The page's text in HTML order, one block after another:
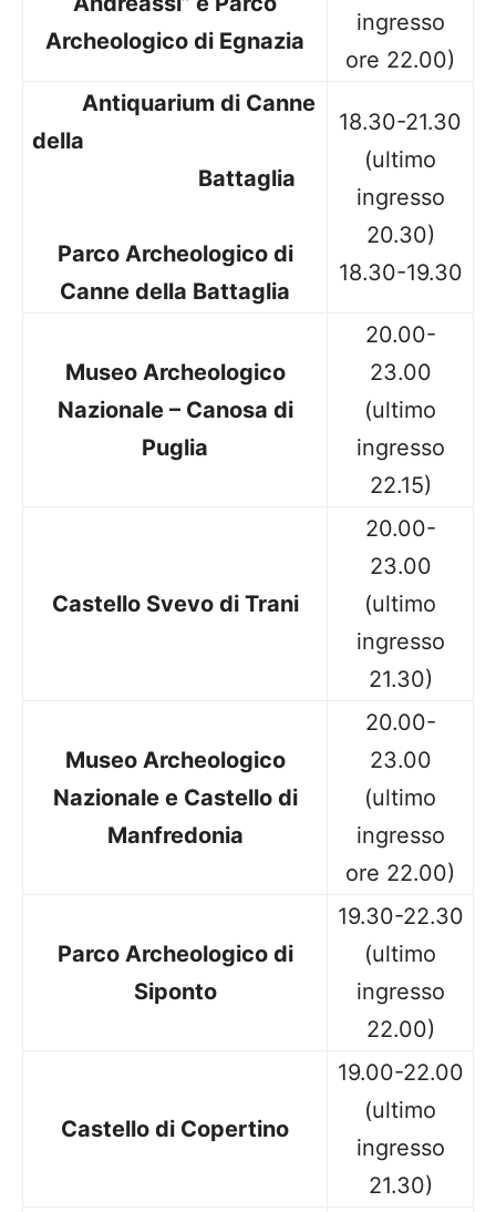
Archeologico di Egnazia
ingresso
ore 22.00)
Antiquarium di Canne
della
Battaglia
Parco Archeologico di
Canne della Battaglia
18.30-21.30
(ultimo
ingresso
20.30)
18.30-19.30
Museo Archeologico
Nazionale – Canosa di
Puglia
20.00-
23.00
(ultimo
ingresso
22.15)
Castello Svevo di Trani
20.00-
23.00
(ultimo
ingresso
21.30)
Museo Archeologico
Nazionale e Castello di
Manfredonia
20.00-
23.00
(ultimo
ingresso
ore 22.00)
Parco Archeologico di
Siponto
19.30-22.30
(ultimo
ingresso
22.00)
Castello di Copertino
19.00-22.00
(ultimo
ingresso
21.30)